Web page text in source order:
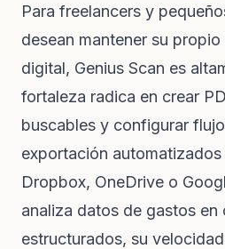
Para freelancers y
desean mantener su
digital, Genius Scan es
fortaleza radica en crear
buscables y configurar
exportación
Dropbox, OneDrive o
analiza datos de gastos en
estructurados, su